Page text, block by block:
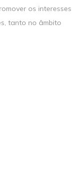
os interesses
tanto no âmbito